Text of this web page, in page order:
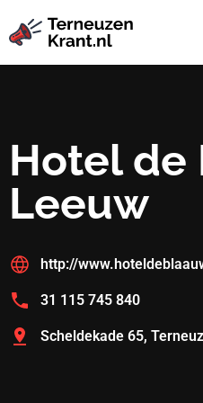
Hotel de
Leeuw
http://
31 115 745 840
Scheldekade 65,